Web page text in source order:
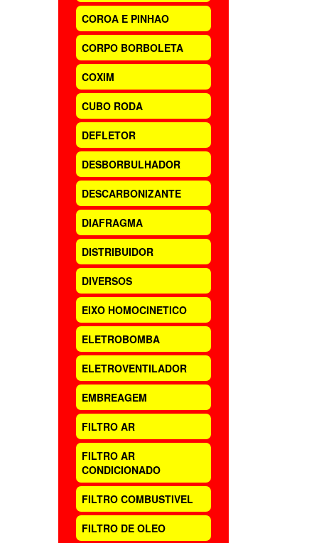
COROA E PINHAO
CORPO BORBOLETA
COXIM
CUBO RODA
DEFLETOR
DESBORBULHADOR
DESCARBONIZANTE
DIAFRAGMA
DISTRIBUIDOR
DIVERSOS
EIXO HOMOCINETICO
ELETROBOMBA
ELETROVENTILADOR
EMBREAGEM
FILTRO AR
FILTRO AR
CONDICIONADO
FILTRO COMBUSTIVEL
FILTRO DE OLEO